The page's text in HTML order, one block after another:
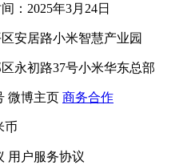
：2025年3月24日
安居路小米智慧产业园
永初路37号小米华东总部
微博主页 商务合作
币
用户服务协议